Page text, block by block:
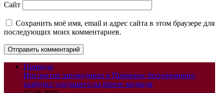
Сайт
Сохранить моё имя, email и адрес сайта в этом браузере для
последующих моих комментариев.
Природа
Инспектор заповедника в Приморье бесцеремонно
разбудил уснувшего на березе медведя